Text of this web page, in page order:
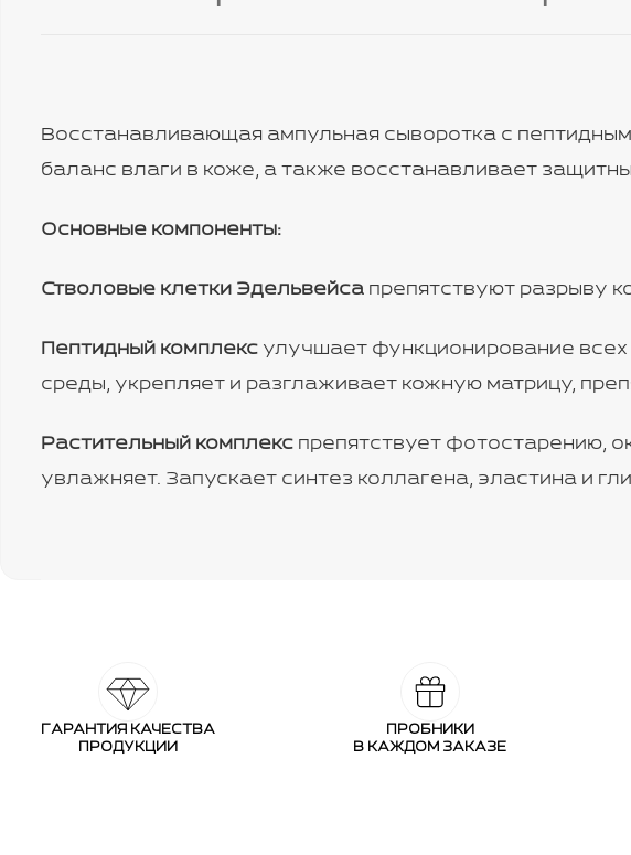
Восстанавливающая ампульная сыворотка с
баланс влаги в коже, а также восстанавливает
Основные компоненты:
Стволовые клетки Эдельвейса препятствуют разрыву
Пептидный комплекс улучшает функционирование
среды, укрепляет и разглаживает кожную матрицу,
Растительный комплекс препятствует фотостарению,
увлажняет. Запускает синтез коллагена, эластина и
ГАРАНТИЯ КАЧЕСТВА
ПРОДУКЦИИ
ПРОБНИКИ
В КАЖДОМ ЗАКАЗЕ